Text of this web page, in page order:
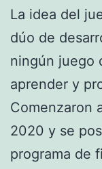
La idea del
dúo de
ningún juego
aprender y
Comenzaron
2020 y se
programa de